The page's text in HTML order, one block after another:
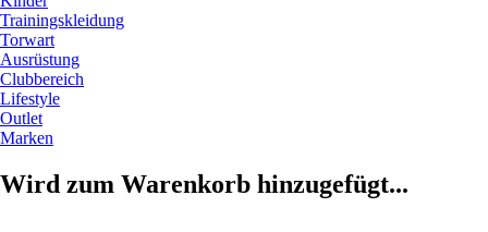
Trainingskleidung
Torwart
Ausrüstung
Clubbereich
Lifestyle
Outlet
Marken
Wird zum Warenkorb hinzugefügt...